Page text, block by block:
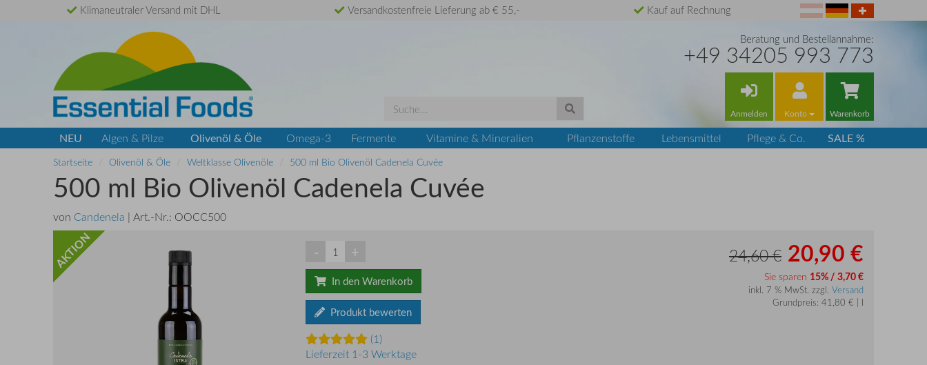
Klimaneutraler Versand mit DHL Versandkostenfreie Lieferung ab € 55,- Kauf auf Rechnung
Beratung und Bestellannahme:
+49 34205 993 773
Anmelden Konto Warenkorb
NEU Algen & Pilze Olivenöl & Öle Omega-3 Fermente Vitamine & Mineralien Pflanzenstoffe Lebensmittel Pflege & Co. SALE %
Startseite Olivenöl & Öle Weltklasse Olivenöle 500 ml Bio Olivenöl Cadenela Cuvée
500 ml Bio Olivenöl Cadenela Cuvée
von Candenela | Art.-Nr.: OOCC500
AKTION - +
In den Warenkorb
Produkt bewerten
(1)
Lieferzeit 1-3 Werktage
24,60 € 20,90 €
Sie sparen 15% / 3,70 €
inkl. 7 % MwSt. zzgl. Versand
Grundpreis: 41,80 € | l